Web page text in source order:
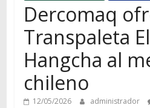
Dercomaq
Transpaleta
Hangcha al
chileno
12/05/2026 administrador